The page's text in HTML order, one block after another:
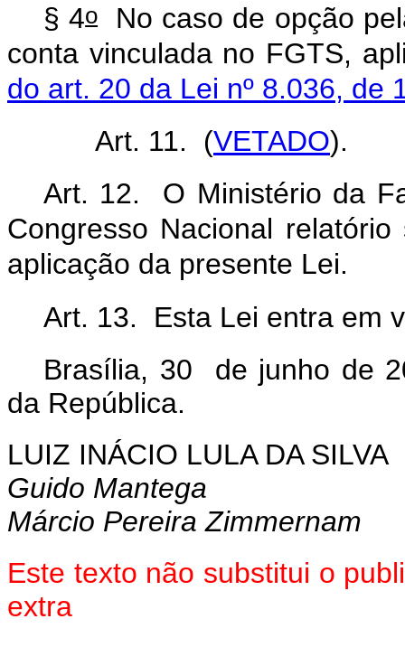
§ 4oNo caso de opção
conta vinculada no FGTS,
do art. 20 da Lei nº 8.036, de
Art. 11. (VETADO).
Art. 12. O Ministério da
Congresso Nacional
aplicação da presente Lei.
Art. 13. Esta Lei entra em
Brasília, 30 de junho de
da República.
LUIZ INÁCIO LULA DA SILVA
Guido Mantega
Márcio Pereira Zimmernam
Este texto não substitui o
extra